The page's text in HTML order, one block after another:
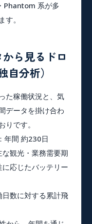
Phantom 系が多
。
ら見るドロ
自分析）
た稼働状況と、気
データを掛け合わ
です。
：年間 約230日
な観光・業務需要期
応じたバッテリー
日数に対する累計飛